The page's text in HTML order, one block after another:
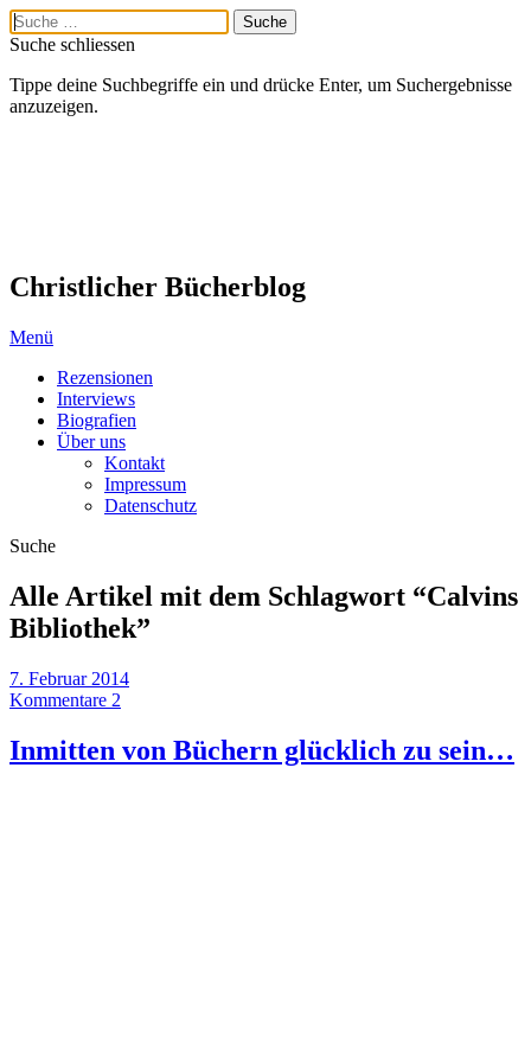
Suche schliessen
Tippe deine Suchbegriffe ein und drücke Enter, um Suchergebnisse
anzuzeigen.
Christlicher Bücherblog
Menü
Rezensionen
Interviews
Biografien
Über uns
Kontakt
Impressum
Datenschutz
Suche
Alle Artikel mit dem Schlagwort “Calvins
Bibliothek”
7. Februar 2014
Kommentare 2
Inmitten von Büchern glücklich zu sein…